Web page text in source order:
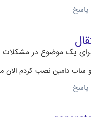
یک موضوع در مشکلات
دامین نصب کردم الان